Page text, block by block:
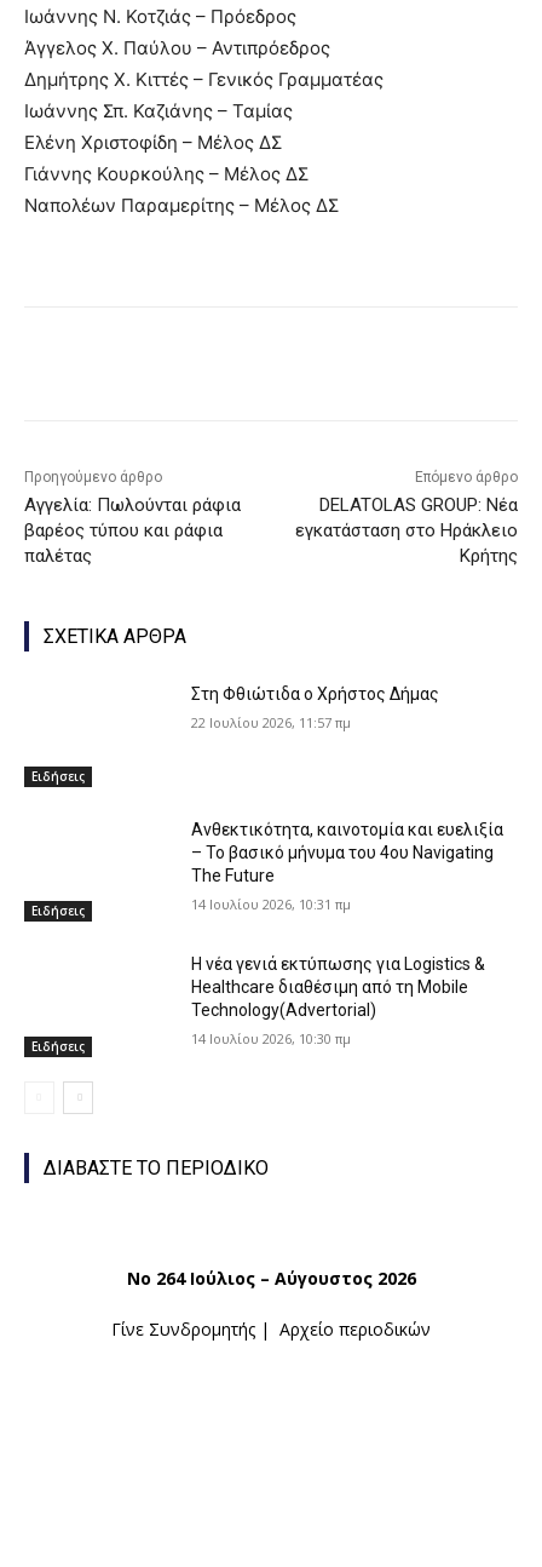
Ιωάννης Ν. Κοτζιάς – Πρόεδρος
Άγγελος Χ. Παύλου – Αντιπρόεδρος
Δημήτρης Χ. Κιττές – Γενικός Γραμματέας
Ιωάννης Σπ. Καζιάνης – Ταμίας
Ελένη Χριστοφίδη – Μέλος ΔΣ
Γιάννης Κουρκούλης – Μέλος ΔΣ
Ναπολέων Παραμερίτης – Μέλος ΔΣ
Προηγούμενο άρθρο
Αγγελία: Πωλούνται ράφια
βαρέος τύπου και ράφια
παλέτας
Επόμενο άρθρο
DELATOLAS GROUP: Νέα
εγκατάσταση στο Ηράκλειο
Κρήτης
ΣΧΕΤΙΚΑ ΑΡΘΡΑ
Ειδήσεις
Στη Φθιώτιδα ο Χρήστος Δήμας
22 Ιουλίου 2026, 11:57 πμ
Ειδήσεις
Ανθεκτικότητα, καινοτομία και ευελιξία
– Το βασικό μήνυμα του 4ου Navigating
The Future
14 Ιουλίου 2026, 10:31 πμ
Ειδήσεις
Η νέα γενιά εκτύπωσης για Logistics &
Healthcare διαθέσιμη από τη Mobile
Technology(Advertorial)
14 Ιουλίου 2026, 10:30 πμ
ΔΙΑΒΑΣΤΕ ΤΟ ΠΕΡΙΟΔΙΚΟ
Νο 264 Ιούλιος – Αύγουστος 2026
Γίνε Συνδρομητής | Αρχείο περιοδικών